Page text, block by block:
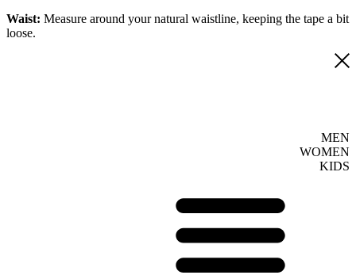
Waist: Measure around your natural waistline, keeping the tape a bit
loose.
MEN
WOMEN
KIDS